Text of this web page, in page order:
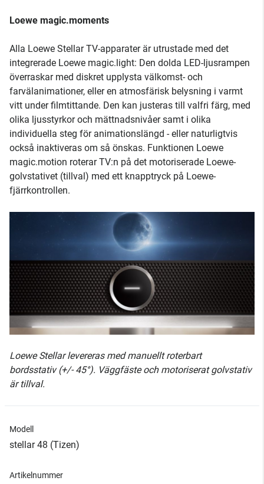
Loewe magic.moments
Alla Loewe Stellar TV-apparater är utrustade med det
integrerade Loewe magic.light: Den dolda LED-ljusrampen
överraskar med diskret upplysta välkomst- och
farvälanimationer, eller en atmosfärisk belysning i varmt
vitt under filmtittande. Den kan justeras till valfri färg, med
olika ljusstyrkor och mättnadsnivåer samt i olika
individuella steg för animationslängd - eller naturligtvis
också inaktiveras om så önskas. Funktionen Loewe
magic.motion roterar TV:n på det motoriserade Loewe-
golvstativet (tillval) med ett knapptryck på Loewe-
fjärrkontrollen.
Loewe Stellar levereras med manuellt roterbart
bordsstativ (+/- 45°). Väggfäste och motoriserat golvstativ
är tillval.
Modell
stellar 48 (Tizen)
Artikelnummer